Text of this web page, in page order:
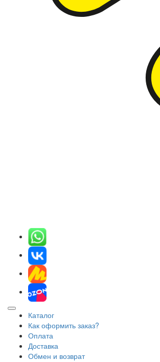
Каталог
Как оформить заказ?
Оплата
Доставка
Обмен и возврат